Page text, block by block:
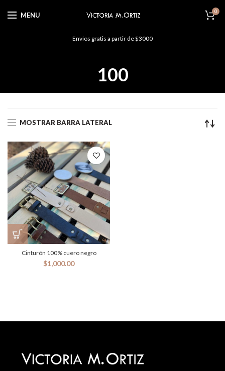
MENU 0
Envíos gratis a partir de $3000
100
MOSTRAR BARRA LATERAL
Cinturón 100% cuero negro
$1,000.00